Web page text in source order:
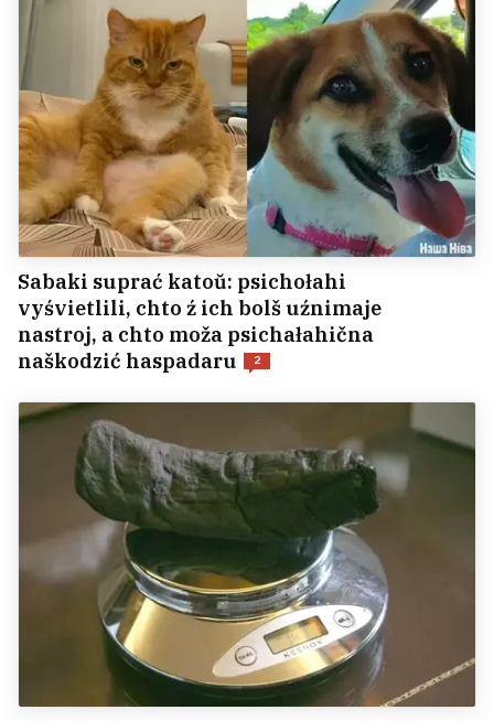
Sabaki suprać katoŭ: psichołahi
vyśvietlili, chto ź ich bolš uźnimaje
nastroj, a chto moža psichałahična
naškodzić haspadaru
2